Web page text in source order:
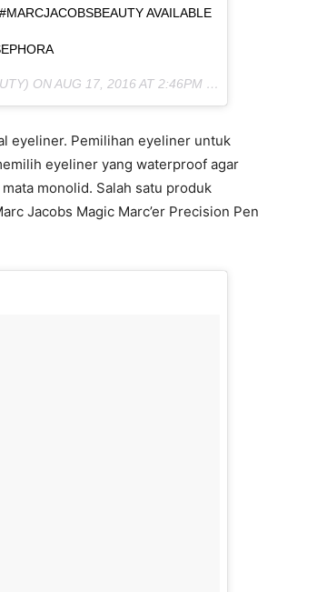
AVAILABLE
ONAUG 17, 2016 AT 2:46PM PDT
eyeliner. Pemilihan eyeliner untuk
eyeliner yang waterproof agar
monolid. Salah satu produk
Jacobs Magic Marc’er Precision Pen